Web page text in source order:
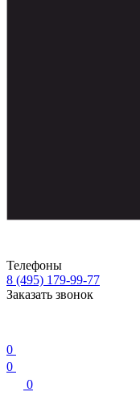
Телефоны
8 (495) 179-99-77
Заказать звонок
0
0
0